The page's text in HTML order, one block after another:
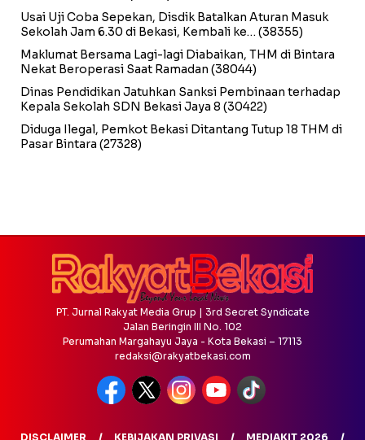
Usai Uji Coba Sepekan, Disdik Batalkan Aturan Masuk
Sekolah Jam 6.30 di Bekasi, Kembali ke… (38355)
Maklumat Bersama Lagi-lagi Diabaikan, THM di Bintara
Nekat Beroperasi Saat Ramadan (38044)
Dinas Pendidikan Jatuhkan Sanksi Pembinaan terhadap
Kepala Sekolah SDN Bekasi Jaya 8 (30422)
Diduga Ilegal, Pemkot Bekasi Ditantang Tutup 18 THM di
Pasar Bintara (27328)
PT. Jurnal Rakyat Media Grup | 3rd Secret Syndicate
Jalan Beringin III No. 102
Perumahan Margahayu Jaya - Kota Bekasi – 17113
redaksi@rakyatbekasi.com
DISCLAIMER KEBIJAKAN PRIVASI
MEDIAKIT 2026